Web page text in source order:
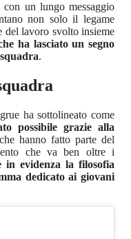
un lungo messaggio
non solo il legame
del lavoro svolto insieme
ha lasciato un segno
.
ha sottolineato come
possibile grazie alla
hanno fatto parte del
che va ben oltre i
in evidenza la filosofia
dedicato ai giovani